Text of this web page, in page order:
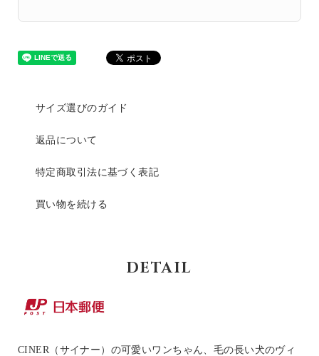
サイズ選びのガイド
返品について
特定商取引法に基づく表記
買い物を続ける
DETAIL
CINER（サイナー）の可愛いワンちゃん、毛の長い犬のヴィ